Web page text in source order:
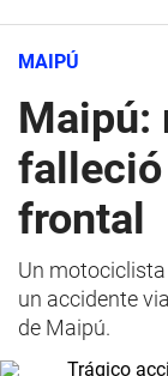
MAIPÚ
Maipú:
falleció
frontal
Un
un accidente
de Maipú.